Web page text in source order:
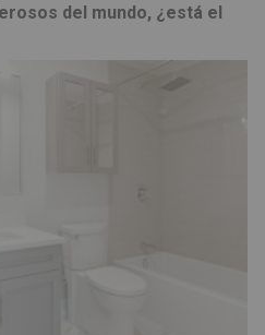
del mundo, ¿está el